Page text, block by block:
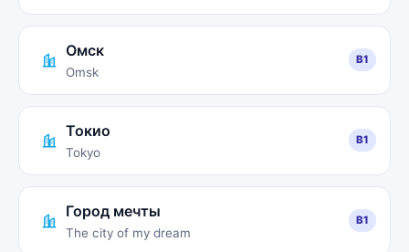
Омск
Omsk
B1
Токио
Tokyo
B1
Город мечты
The city of my dream
B1